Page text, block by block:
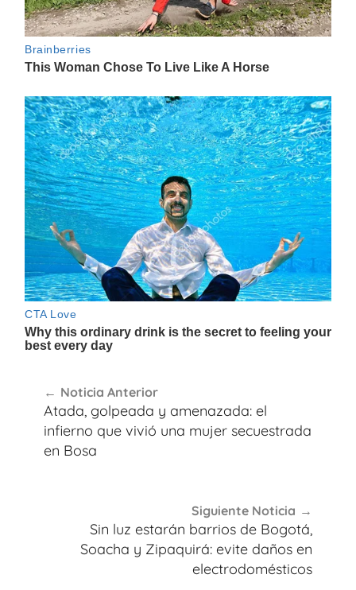
de
entradas
Noticia Anterior
Atada, golpeada y amenazada: el
infierno que vivió una mujer secuestrada
en Bosa
Siguiente Noticia
Sin luz estarán barrios de Bogotá,
Soacha y Zipaquirá: evite daños en
electrodomésticos